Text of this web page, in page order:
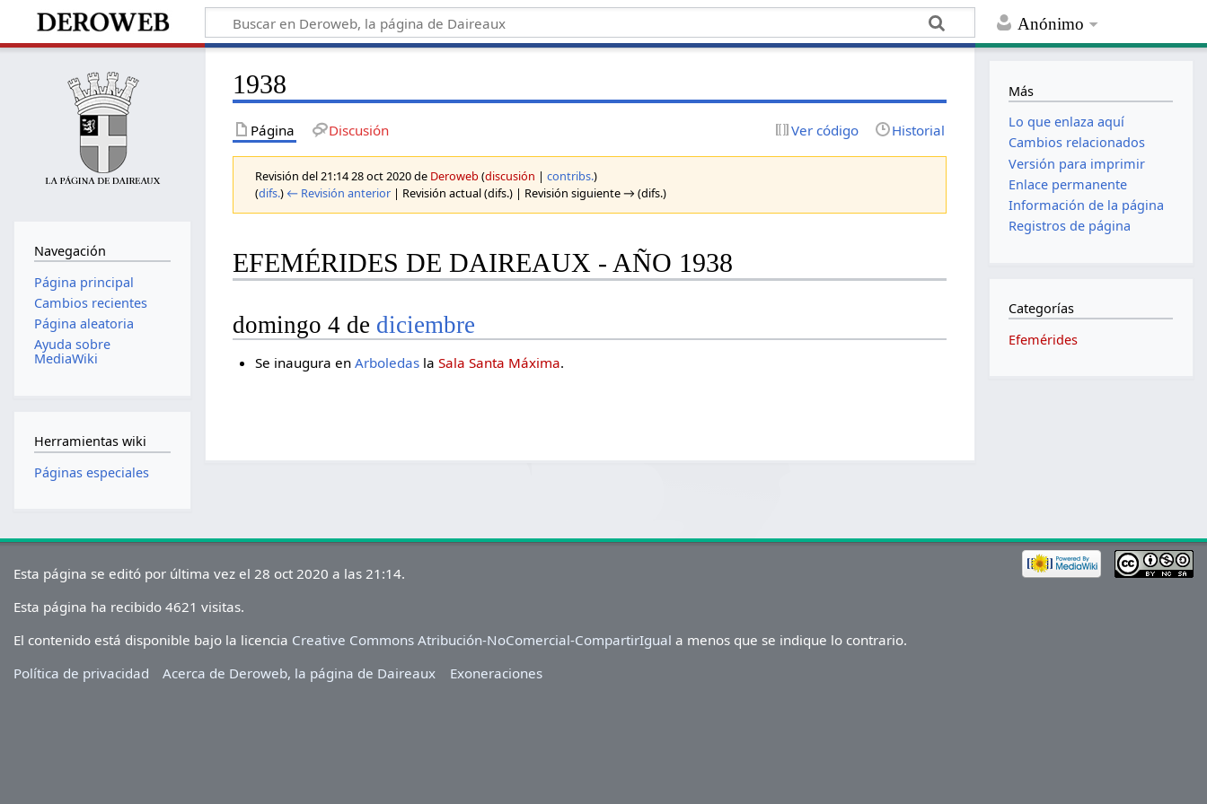
Anónimo
1938
Página Discusión Ver código Historial
Revisión del 21:14 28 oct 2020 de Deroweb(discusión |contribs.)
(difs.) ← Revisión anterior | Revisión actual (difs.) | Revisión siguiente → (difs.)
EFEMÉRIDES DE DAIREAUX - AÑO 1938
domingo 4 de diciembre
Se inaugura en Arboledasla Sala Santa Máxima.
Navegación
Página principal
Cambios recientes
Página aleatoria
Ayuda sobre
MediaWiki
Herramientas wiki
Páginas especiales
Más
Lo que enlaza aquí
Cambios relacionados
Versión para imprimir
Enlace permanente
Información de la página
Registros de página
Categorías
Efemérides
Esta página se editó por última vez el 28 oct 2020 a las 21:14.
Esta página ha recibido 4621 visitas.
El contenido está disponible bajo la licencia Creative Commons Atribución-NoComercial-CompartirIgual a menos que se indique lo contrario.
Política de privacidad
Acerca de Deroweb, la página de Daireaux Exoneraciones